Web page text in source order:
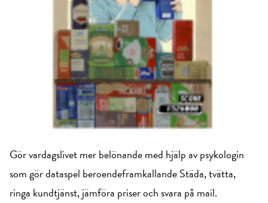
Gör vardagslivet mer belönande med hjälp av psykologin
som gör dataspel beroendeframkallande Städa, tvätta,
ringa kundtjänst, jämföra priser och svara på mail.